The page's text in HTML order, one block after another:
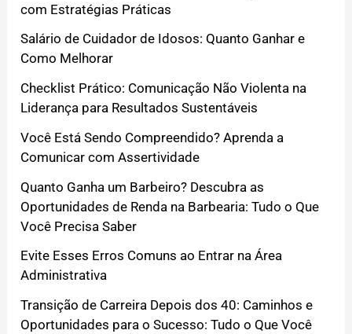
com Estratégias Práticas
Salário de Cuidador de Idosos: Quanto Ganhar e
Como Melhorar
Checklist Prático: Comunicação Não Violenta na
Liderança para Resultados Sustentáveis
Você Está Sendo Compreendido? Aprenda a
Comunicar com Assertividade
Quanto Ganha um Barbeiro? Descubra as
Oportunidades de Renda na Barbearia: Tudo o Que
Você Precisa Saber
Evite Esses Erros Comuns ao Entrar na Área
Administrativa
Transição de Carreira Depois dos 40: Caminhos e
Oportunidades para o Sucesso: Tudo o Que Você